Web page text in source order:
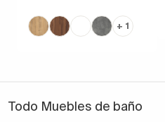
+ 1
Todo Muebles de baño